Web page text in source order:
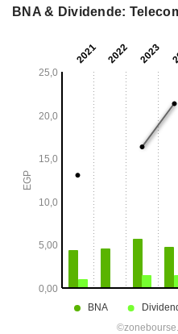
BNA & Dividende: